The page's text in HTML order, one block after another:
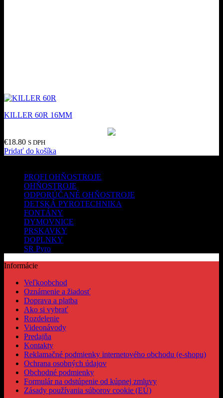
KILLER 60R 16MM
€18.80 S DPH
Pridať do košíka
PROFI OHŇOSTROJE
OHŇOSTROJE
ODPORÚČANÉ OHŇOSTROJE
DETSKÁ PYROTECHNIKA
FONTÁNY
DYMOVNICE
PRSKAVKY
DOPLNKY
SR Pyro
Informácie
Veľkoobchod
Oznámenie a žiadosť
Doprava a platba
Ako si vybrať
Rozdelenie
Videonávody
Predajňa
Kontakty
Reklamačné podmienky internetového obchodu (e-shopu)
Ochrana osobných údajov
Obchodné podmienky
Formulár na odstúpenie od kúpnej zmluvy
Zásady používania súborov cookie (EÚ)